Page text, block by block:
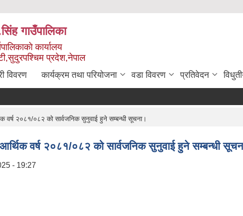
गाउँपालिका
कार्यालय
प्रदेश,नेपाल
विवरण कार्यक्रम तथा परियोजना वडा विवरण प्रतिवेदन
वर्ष २०८१/०८२ को सार्वजनिक सुनुवाई हुने सम्बन्धी सूचना।
वर्ष २०८१/०८२ को सार्वजनिक सुनुवाई हुने सम्बन्धी
- 19:27